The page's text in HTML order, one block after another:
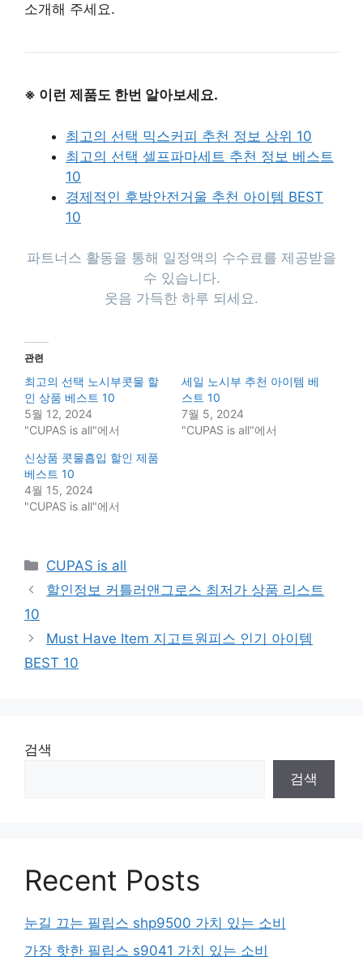
소개해 주세요.
※ 이런 제품도 한번 알아보세요.
최고의 선택 믹스커피 추천 정보 상위 10
최고의 선택 셀프파마세트 추천 정보 베스트
10
경제적인 후방안전거울 추천 아이템 BEST
10
파트너스 활동을 통해 일정액의 수수료를 제공받을
수 있습니다.
웃음 가득한 하루 되세요.
관련
최고의 선택 노시부콧물 할
인 상품 베스트 10
5월 12, 2024
"CUPAS is all"에서
세일 노시부 추천 아이템 베
스트 10
7월 5, 2024
"CUPAS is all"에서
신상품 콧물흡입 할인 제품
베스트 10
4월 15, 2024
"CUPAS is all"에서
Categories
CUPAS is all
할인정보 커틀러앤그로스 최저가 상품 리스트
10
Must Have Item 지고트원피스 인기 아이템
BEST 10
검색
검색
Recent Posts
눈길 끄는 필립스 shp9500 가치 있는 소비
가장 핫한 필립스 s9041 가치 있는 소비